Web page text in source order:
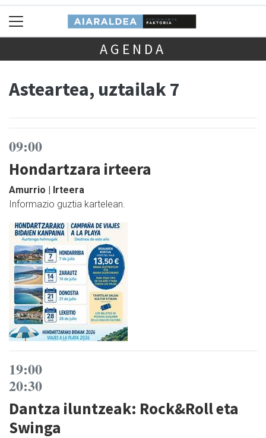
AGENDA
Asteartea, uztailak 7
09:00
Hondartzara irteera
Amurrio | Irteera
Informazio guztia kartelean.
19:00
20:30
Dantza iluntzeak: Rock&Roll eta
Swinga